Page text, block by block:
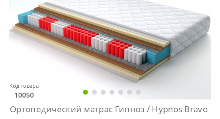
Код товара
10050
Ортопедический матрас Гипноз / Hypnos Bravo